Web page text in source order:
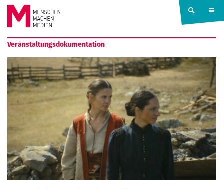
Springe zum Inhalt
MENSCHEN
MACHEN
MEDIEN
Veranstaltungsdokumentation